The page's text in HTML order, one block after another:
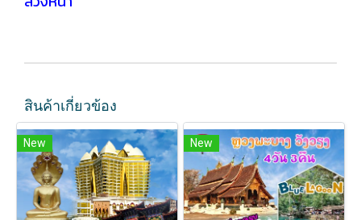
สินค้าเกี่ยวข้อง
New New